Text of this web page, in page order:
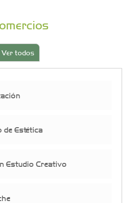
Ver todos
de Estética
Estudio Creativo